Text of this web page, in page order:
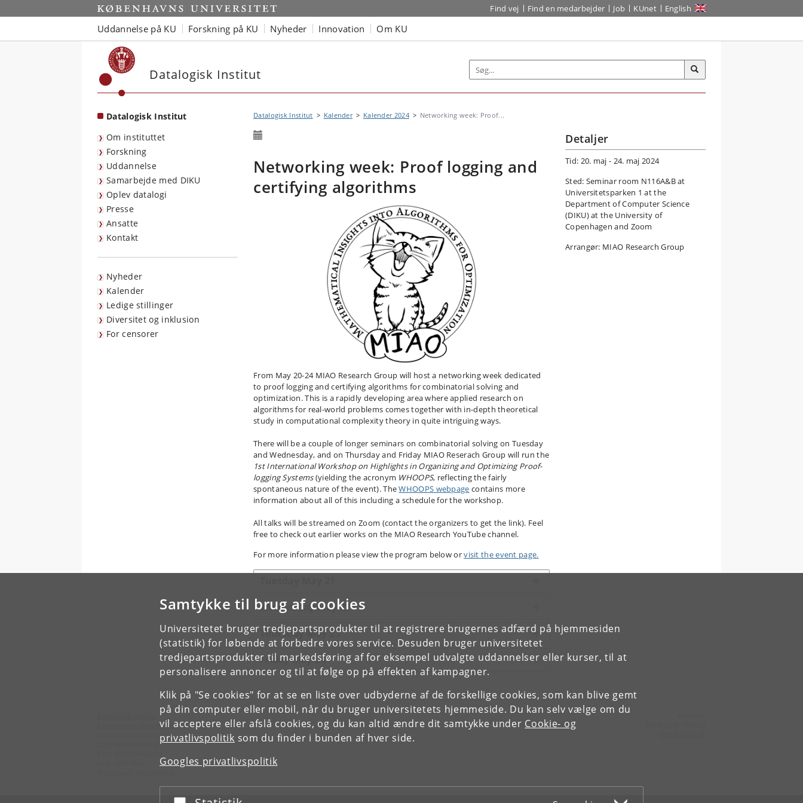
Samtykke til brug af cookies
Universitetet bruger tredjepartsprodukter til at registrere brugernes adfærd på hjemmesiden
(statistik) for løbende at forbedre vores service. Desuden bruger universitetet
tredjepartsprodukter til markedsføring af for eksempel udvalgte uddannelser eller kurser, til at
personalisere annoncer og til at følge op på effekten af kampagner.
Klik på "Se cookies" for at se en liste over udbyderne af de forskellige cookies, som kan blive gemt
på din computer eller mobil, når du bruger universitetets hjemmeside. Du kan selv vælge om du
vil acceptere eller afslå cookies, og du kan altid ændre dit samtykke under Cookie- og
privatlivspolitik som du finder i bunden af hver side.
Googles privatlivspolitik
Start Find vej Find en medarbejder Job KUnet English
Uddannelse på KU Forskning på KU Nyheder Innovation Om KU
Datalogisk Institut
Datalogisk Institut
Om instituttet
Forskning
Uddannelse
Samarbejde med DIKU
Oplev datalogi
Presse
Ansatte
Kontakt
Nyheder
Kalender
Ledige stillinger
Diversitet og inklusion
For censorer
Datalogisk Institut Kalender Kalender 2024 Networking week: Proof...
Networking week: Proof logging and
certifying algorithms
From May 20-24 MIAO Research Group will host a networking week dedicated
to proof logging and certifying algorithms for combinatorial solving and
optimization. This is a rapidly developing area where applied research on
algorithms for real-world problems comes together with in-depth theoretical
study in computational complexity theory in quite intriguing ways.
There will be a couple of longer seminars on combinatorial solving on Tuesday
and Wednesday, and on Thursday and Friday MIAO Reserach Group will run the
1st International Workshop on Highlights in Organizing and Optimizing Proof-
logging Systems(yielding the acronym WHOOPS, reflecting the fairly
spontaneous nature of the event). TheWHOOPS webpage contains more
information about all of this including a schedule for the workshop.
All talks will be streamed on Zoom (contact the organizers to get the link). Feel
free to check out earlier works on the MIAO Research YouTube channel.
For more information please view the program below orvisit the event page.
Wednesday May 22
Thursday May 23
Friday May 24
Detaljer
Tid: 20. maj - 24. maj 2024
Sted: Seminar room N116A&B at
Universitetsparken 1 at the
Department of Computer Science
(DIKU) at the University of
Copenhagen and Zoom
Arrangør: MIAO Research Group
Københavns Universitet
Universitetsparken 5